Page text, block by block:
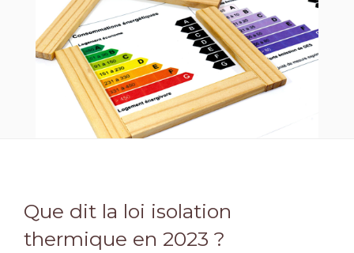
Que dit la loi isolation
thermique en 2023 ?